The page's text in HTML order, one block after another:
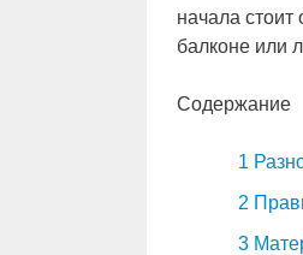
начала
балконе или
Содержание
1
2
3